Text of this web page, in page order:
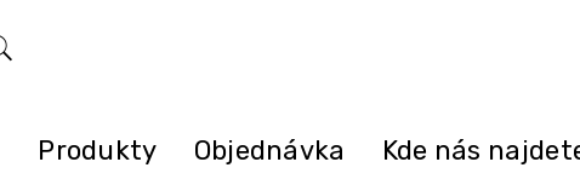
Produkty Objednávka Kde nás